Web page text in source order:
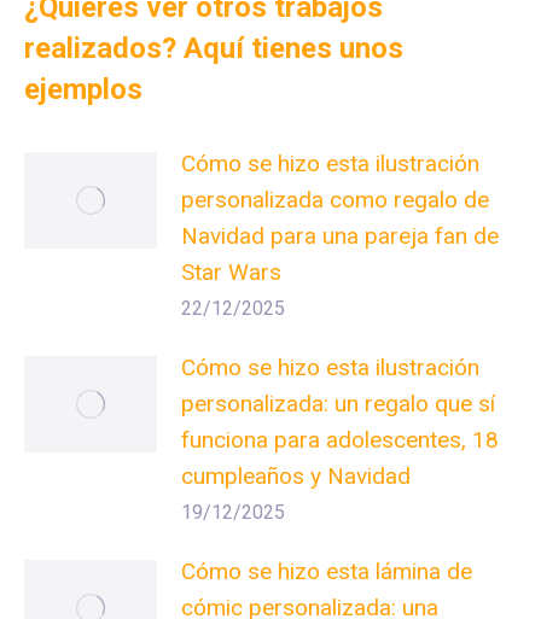
¿Quieres ver otros trabajos
realizados? Aquí tienes unos
ejemplos
Cómo se hizo esta ilustración
personalizada como regalo de
Navidad para una pareja fan de
Star Wars
22/12/2025
Cómo se hizo esta ilustración
personalizada: un regalo que sí
funciona para adolescentes, 18
cumpleaños y Navidad
19/12/2025
Cómo se hizo esta lámina de
cómic personalizada: una